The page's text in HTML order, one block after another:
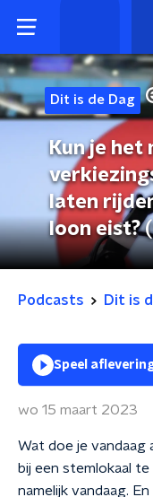
Dit is de Dag
Kun je het
laten
loon eist?
Podcasts Dit is
Speel
wo 15 maart 2023
Wat doe je vandaag
bij een stemlokaal
namelijk vandaag.